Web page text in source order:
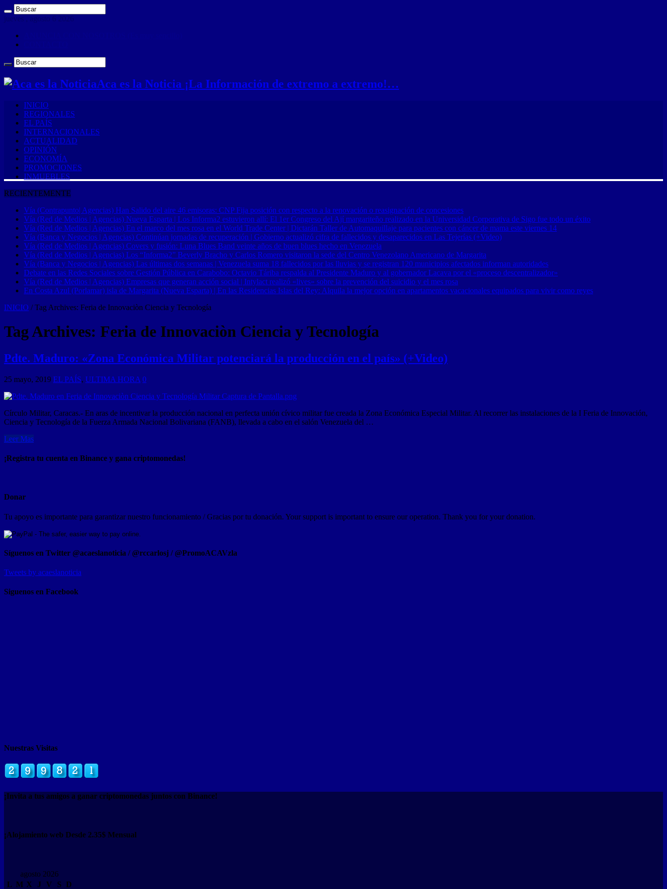
jueves , agosto 6 2026
Aca es la Noticia ¡La Información de extremo a extremo!…
INICIO
REGIONALES
EL PAÍS
INTERNACIONALES
ACTUALIDAD
OPINIÓN
ECONOMÍA
PROMOCIONES
INMUEBLES
RECIENTEMENTE
Vía (Contrapunto| Agencias) Han Salido del aire 46 emisoras: CNP Fija posición con respecto a la renovación o reasignación de concesiones
Vía (Red de Medios | Agencias) Nueva Esparta | Los Informa2 estuvieron allí: El 1er Congreso del Ají margariteño realizado en la Universidad Corporativa de Sigo fue todo un éxito
Vía (Red de Medios | Agencias) En el marco del mes rosa en el World Trade Center | Dictarán Taller de Automaquillaje para pacientes con cáncer de mama este viernes 14
Vía (Banca y Negocios | Agencias) Continúan jornadas de recuperación | Gobierno actualizó cifra de fallecidos y desaparecidos en Las Tejerías (+Video)
Vía (Red de Medios | Agencias) Covers y fusión: Luna Blues Band veinte años de buen blues hecho en Venezuela
Vía (Red de Medios | Agencias) Los “Informa2” Beverly Bracho y Carlos Romero visitaron la sede del Centro Venezolano Americano de Margarita
Vía (Banca y Negocios | Agencias) Las últimas dos semanas | Venezuela suma 18 fallecidos por las lluvias y se registran 120 municipios afectados informan autoridades
Debate en las Redes Sociales sobre Gestión Pública en Carabobo: Octavio Táriba respalda al Presidente Maduro y al gobernador Lacava por el «proceso descentralizador»
Vía (Red de Medios | Agencias) Empresas que generan acción social | Intylact realizó «lives» sobre la prevención del suicidio y el mes rosa
En Costa Azul (Porlamar) isla de Margarita (Nueva Esparta) | En las Residencias Islas del Rey: Alquila la mejor opción en apartamentos vacacionales equipados para vivir como reyes
INICIO / Tag Archives: Feria de Innovaciòn Ciencia y Tecnología
Tag Archives: Feria de Innovaciòn Ciencia y Tecnología
Pdte. Maduro: «Zona Económica Militar potenciará la producción en el país» (+Video)
25 mayo, 2019 EL PAÍS, ULTIMA HORA 0
Círculo Militar, Caracas.- En aras de incentivar la producción nacional en perfecta unión cívico militar fue creada la Zona Económica Especial Militar. Al recorrer las instalaciones de la I Feria de Innovación,
Ciencia y Tecnología de la Fuerza Armada Nacional Bolivariana (FANB), llevada a cabo en el salón Venezuela del …
Leer Mas
¡Registra tu cuenta en Binance y gana criptomonedas!
Donar
Tu apoyo es importante para garantizar nuestro funcionamiento / Gracias por tu donación. Your support is important to ensure our operation. Thank you for your donation.
Síguenos en Twitter @acaeslanoticia / @rccarlosj / @PromoACAVzla
Tweets by acaeslanoticia
Siguenos en Facebook
Nuestras Visitas
¡Invita a tus amigos a ganar criptomonedas juntos con Binance!
¡Alojamiento web Desde 2.35$ Mensual
agosto 2026
L M X J V S D